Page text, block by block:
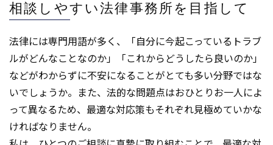
相談しやすい法律事務所を目指して
法律には専門用語が多く、「自分に今起こっているトラブ
ルがどんなことなのか」「これからどうしたら良いのか」
などがわからずに不安になることがとても多い分野ではな
いでしょうか。また、法的な問題点はおひとりお一人によ
って異なるため、最適な対応策もそれぞれ見極めていかな
ければなりません。